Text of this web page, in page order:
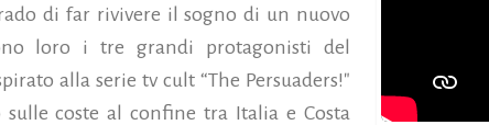
di far rivivere il sogno di un nuovo
loro i tre grandi protagonisti del
alla serie tv cult “The Persuaders!"
coste al confine tra Italia e Costa